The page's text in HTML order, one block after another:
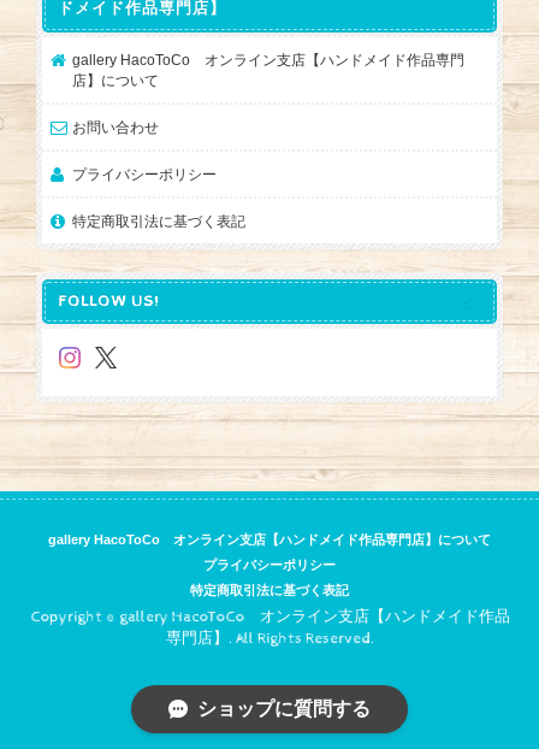
ドメイド作品専門店】
gallery HacoToCo オンライン支店【ハンドメイド作品専門
店】について
お問い合わせ
プライバシーポリシー
特定商取引法に基づく表記
FOLLOW US!
gallery HacoToCo オンライン支店【ハンドメイド作品専門店】について
プライバシーポリシー
特定商取引法に基づく表記
Copyright © gallery HacoToCo オンライン支店【ハンドメイド作品
専門店】. All Rights Reserved.
ショップに質問する